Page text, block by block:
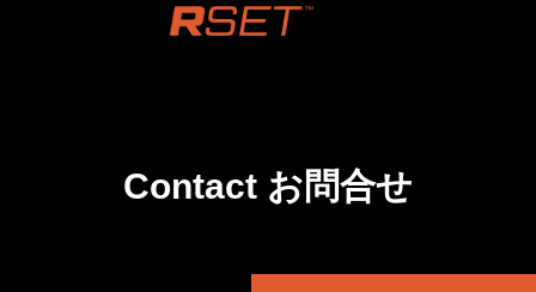
Contact お問合せ